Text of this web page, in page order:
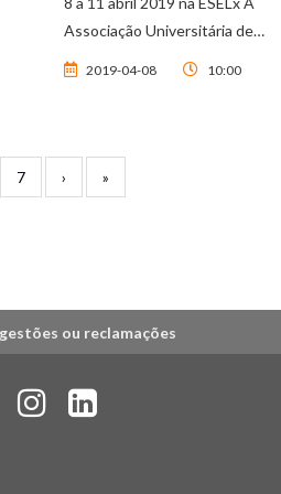
Associação Universitária de…
2019-04-08 10:00
Page
7 Próxima página
› Última página
»
ou reclamações